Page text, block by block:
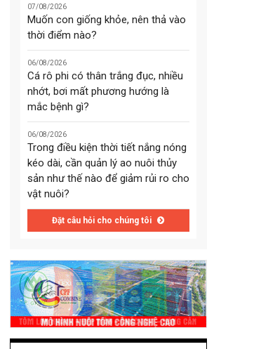
07/08/2026
Muốn con giống khỏe, nên thả vào
thời điểm nào?
06/08/2026
Cá rô phi có thân trắng đục, nhiều
nhớt, bơi mất phương hướng là
mắc bệnh gì?
06/08/2026
Trong điều kiện thời tiết nắng nóng
kéo dài, cần quản lý ao nuôi thủy
sản như thế nào để giảm rủi ro cho
vật nuôi?
Đặt câu hỏi cho chúng tôi